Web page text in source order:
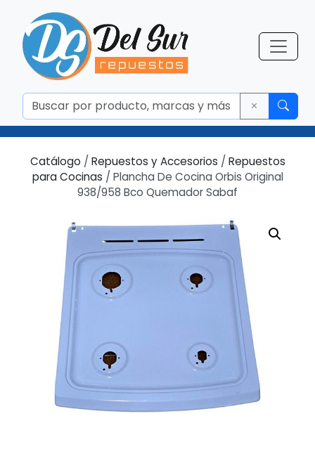
Catálogo / Repuestos y Accesorios / Repuestos
para Cocinas / Plancha De Cocina Orbis Original
938/958 Bco Quemador Sabaf